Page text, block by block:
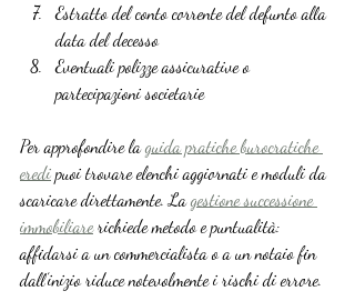
Estratto del conto corrente del defunto alla
data del decesso
Eventuali polizze assicurative o
partecipazioni societarie
Per approfondire la guida pratiche burocratiche
eredi puoi trovare elenchi aggiornati e moduli da
scaricare direttamente. La gestione successione
immobiliare richiede metodo e puntualità:
affidarsi a un commercialista o a un notaio fin
dall’inizio riduce notevolmente i rischi di errore.